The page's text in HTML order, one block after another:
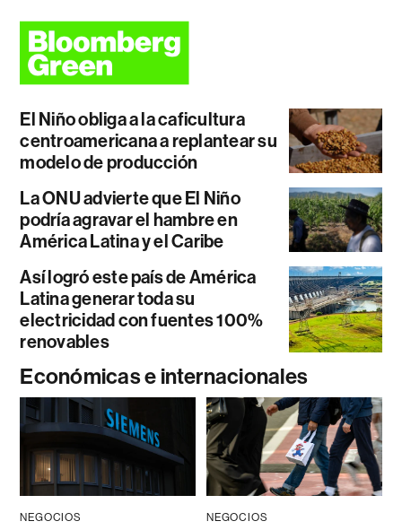
El Niño obliga a la caficultura
centroamericana a replantear su
modelo de producción
La ONU advierte que El Niño
podría agravar el hambre en
América Latina y el Caribe
Así logró este país de América
Latina generar toda su
electricidad con fuentes 100%
renovables
Económicas e internacionales
NEGOCIOS NEGOCIOS